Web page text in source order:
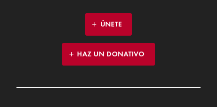
ÚNETE
HAZ UN DONATIVO